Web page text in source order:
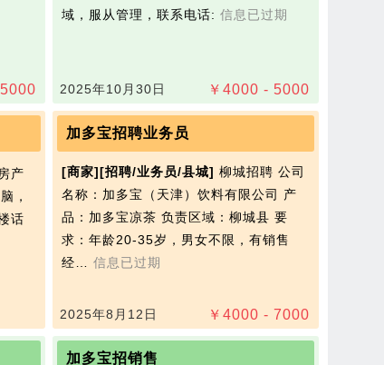
域，服从管理，联系电话: 信息已过期
￥ 4000 - 5000
2025年10月30日
产
，
话
加多宝招聘业务员
[商家][招聘/业务员/县城] 柳城招聘 公司
名称：加多宝（天津）饮料有限公司 产
品：加多宝凉茶 负责区域：柳城县 要
求：年龄20-35岁，男女不限，有销售
经… 信息已过期
￥ 4000 - 7000
2025年8月12日
加多宝招销售